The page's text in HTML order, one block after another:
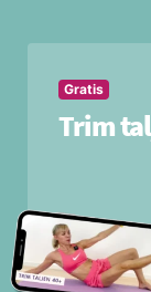
Gratis
Trim